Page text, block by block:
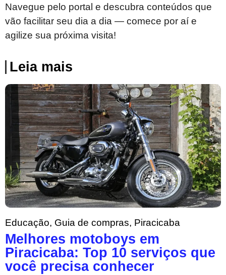
Navegue pelo portal e descubra conteúdos que
vão facilitar seu dia a dia — comece por aí e
agilize sua próxima visita!
Leia mais
Educação, Guia de compras, Piracicaba
Melhores motoboys em
Piracicaba: Top 10 serviços que
você precisa conhecer